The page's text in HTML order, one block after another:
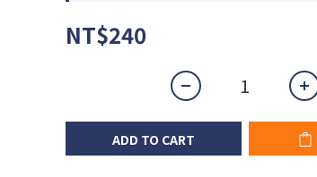
NT$240
ADD TO CART